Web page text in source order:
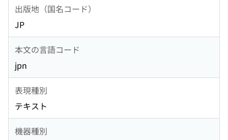
出版地（国名コード）
JP
本文の言語コード
jpn
表現種別
テキスト
機器種別